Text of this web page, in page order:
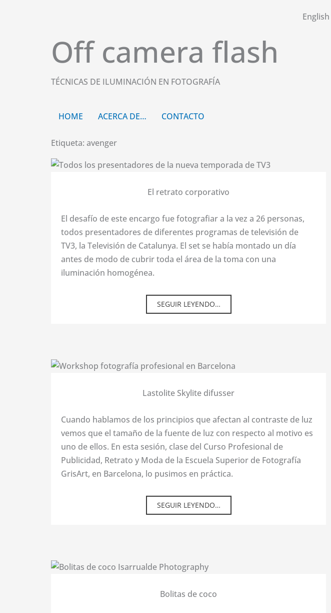
English
Off camera flash
TÉCNICAS DE ILUMINACIÓN EN FOTOGRAFÍA
HOME ACERCA DE… CONTACTO
Etiqueta: avenger
El retrato corporativo
El desafío de este encargo fue fotografiar a la vez a 26 personas,
todos presentadores de diferentes programas de televisión de
TV3, la Televisión de Catalunya. El set se había montado un día
antes de modo de cubrir toda el área de la toma con una
iluminación homogénea.
SEGUIR LEYENDO…
Lastolite Skylite difusser
Cuando hablamos de los principios que afectan al contraste de luz
vemos que el tamaño de la fuente de luz con respecto al motivo es
uno de ellos. En esta sesión, clase del Curso Profesional de
Publicidad, Retrato y Moda de la Escuela Superior de Fotografía
GrisArt, en Barcelona, lo pusimos en práctica.
SEGUIR LEYENDO…
Bolitas de coco